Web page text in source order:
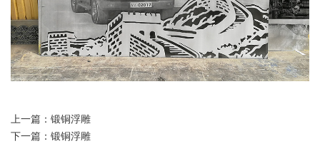
上一篇：锻铜浮雕
下一篇：锻铜浮雕